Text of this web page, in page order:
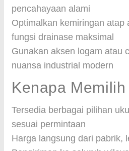
pencahayaan alami
Optimalkan kemiringan atap
fungsi drainase maksimal
Gunakan aksen logam atau
nuansa industrial modern
Kenapa
Tersedia berbagai pilihan
sesuai permintaan
Harga langsung dari pabrik,